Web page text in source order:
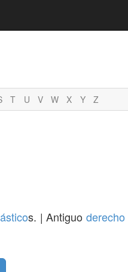
T U V W X Y Z
s. | Antiguoderecho